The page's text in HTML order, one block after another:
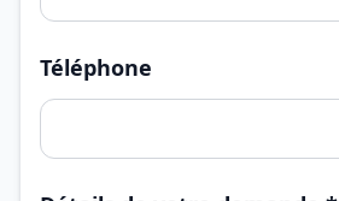
Téléphone